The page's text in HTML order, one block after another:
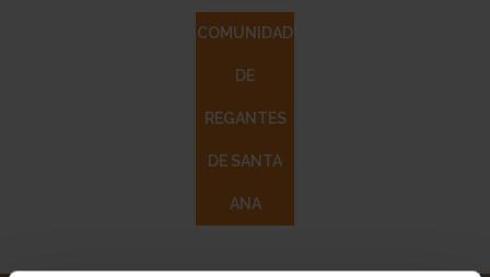
COMUNIDAD
DE
REGANTES
DE SANTA
ANA